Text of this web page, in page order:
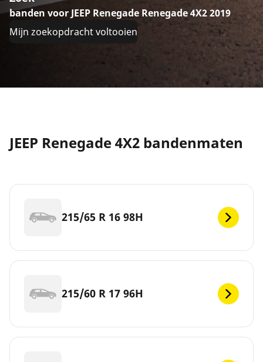
banden voor JEEP Renegade Renegade 4X2 2019
Mijn zoekopdracht voltooien
JEEP Renegade 4X2 bandenmaten
215/65 R 16 98H
215/60 R 17 96H